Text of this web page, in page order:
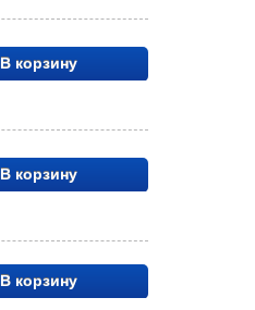
В корзину
В корзину
В корзину